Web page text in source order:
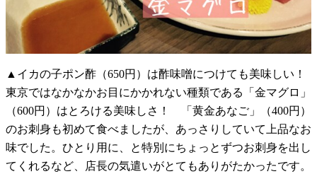
▲イカの子ポン酢（650円）は酢味噌につけても美味しい！
東京ではなかなかお目にかかれない種類である「金マグロ」
（600円）はとろける美味しさ！ 「黄金あなご」（400円）
のお刺身も初めて食べましたが、あっさりしていて上品なお
味でした。ひとり用に、と特別にちょっとずつお刺身を出し
てくれるなど、店長の気遣いがとてもありがたかったです。